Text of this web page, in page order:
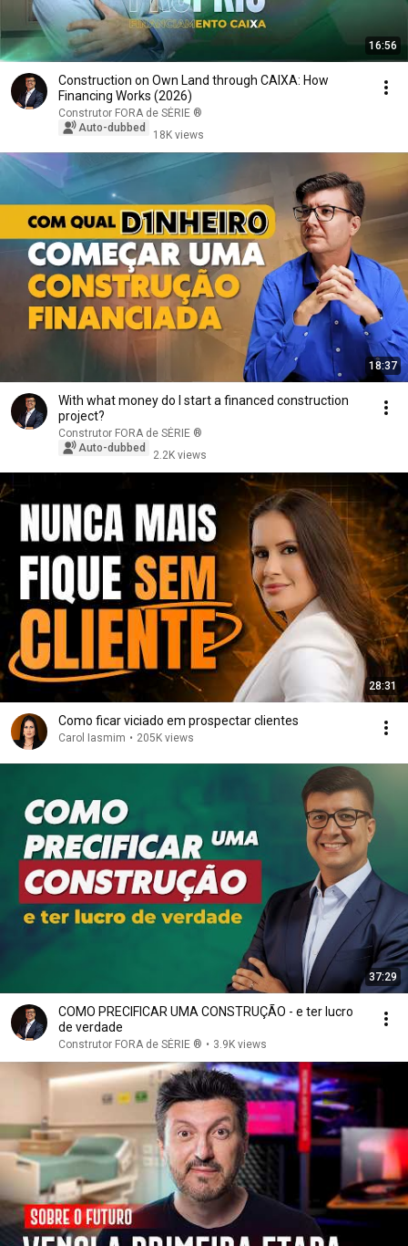
16:56
Construction on Own Land through CAIXA: How
Financing Works (2026)
Construtor FORA de SÉRIE ®
Auto-dubbed
18K views
18:37
With what money do I start a financed construction
project?
Construtor FORA de SÉRIE ®
Auto-dubbed
2.2K views
28:31
Como ficar viciado em prospectar clientes
Carol Iasmim • 205K views
37:29
COMO PRECIFICAR UMA CONSTRUÇÃO - e ter lucro
de verdade
Construtor FORA de SÉRIE ® • 3.9K views